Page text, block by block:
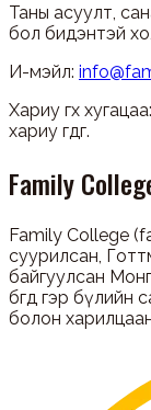
Таны асуулт,
бол бидэнтэй
И-мэйл:
Хариу өгөх
хариу өгдөг.
Family
Family College
суурилсан,
байгуулсан
бөгөөд гэр
болон